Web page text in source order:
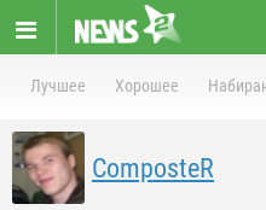
Лучшее Хорошее
ComposteR